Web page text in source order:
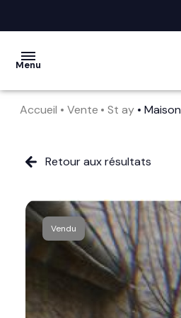
Menu
vendre
société
nos
clients
Accueil Vente St ay Maison
Retour aux résultats
Vendu